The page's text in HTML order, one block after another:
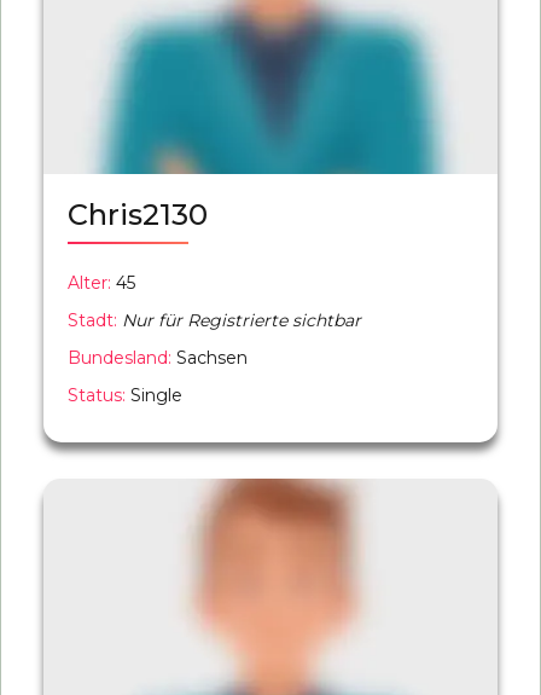
Chris2130
Alter: 45
Stadt: Nur für Registrierte sichtbar
Bundesland: Sachsen
Status: Single